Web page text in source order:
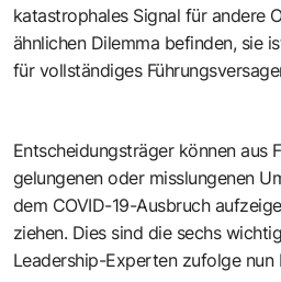
katastrophales Signal für andere
ähnlichen Dilemma befinden, sie
für vollständiges
Entscheidungsträger können aus
gelungenen oder misslungenen
dem COVID-19-Ausbruch
ziehen. Dies sind die sechs
Leadership-Experten zufolge